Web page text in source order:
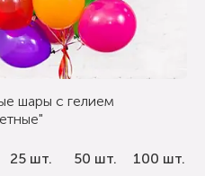
шары с гелием
25 шт. 50 шт. 100 шт.